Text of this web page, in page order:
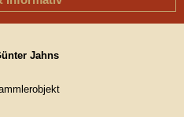
Jahns